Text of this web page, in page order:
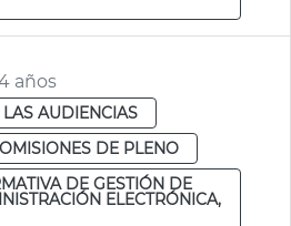
años
AUDIENCIAS
DE PLENO
DE GESTIÓN DE
ELECTRÓNICA,